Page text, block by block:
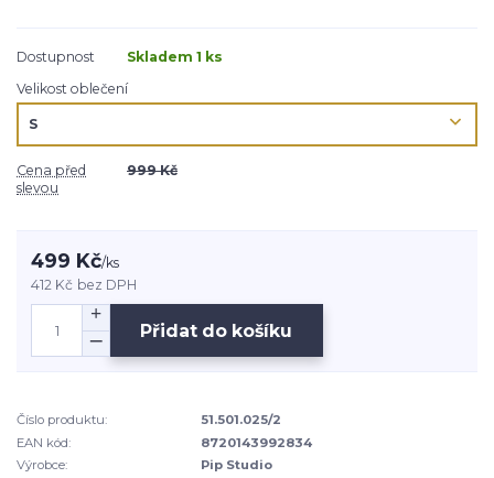
Dostupnost
Skladem 1 ks
Velikost oblečení
Cena před
slevou
999 Kč
499 Kč/ks
412 Kč bez DPH
Přidat do košíku
Číslo produktu:
51.501.025/2
EAN kód:
8720143992834
Výrobce:
Pip Studio